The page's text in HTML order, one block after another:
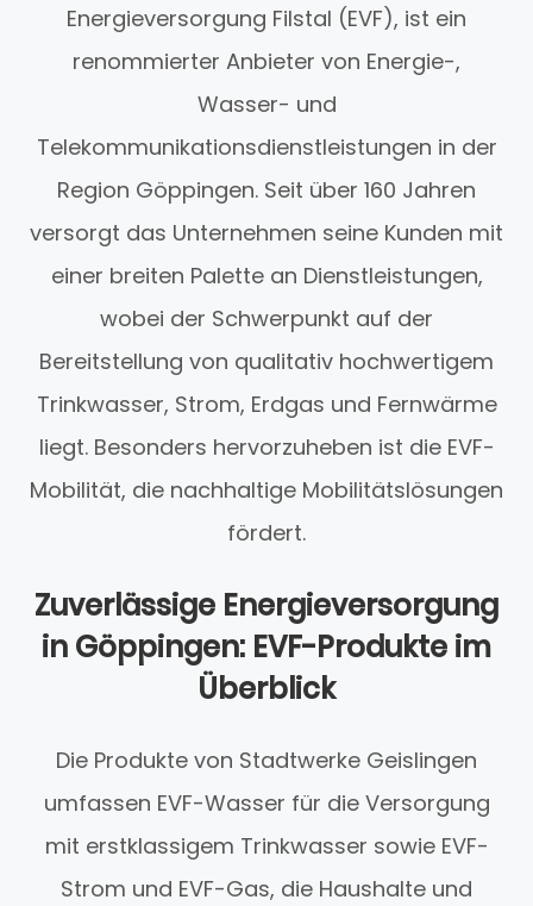
Energieversorgung Filstal (EVF), ist ein
renommierter Anbieter von Energie-,
Wasser- und
Telekommunikationsdienstleistungen in der
Region Göppingen. Seit über 160 Jahren
versorgt das Unternehmen seine Kunden mit
einer breiten Palette an Dienstleistungen,
wobei der Schwerpunkt auf der
Bereitstellung von qualitativ hochwertigem
Trinkwasser, Strom, Erdgas und Fernwärme
liegt. Besonders hervorzuheben ist die EVF-
Mobilität, die nachhaltige Mobilitätslösungen
fördert.
Zuverlässige Energieversorgung
in Göppingen: EVF-Produkte im
Überblick
Die Produkte von Stadtwerke Geislingen
umfassen EVF-Wasser für die Versorgung
mit erstklassigem Trinkwasser sowie EVF-
Strom und EVF-Gas, die Haushalte und